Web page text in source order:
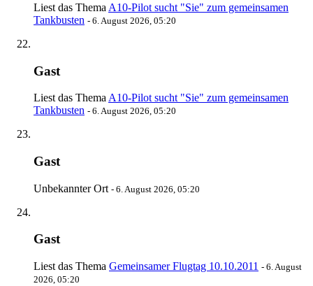
Liest das Thema A10-Pilot sucht "Sie" zum gemeinsamen
Tankbusten - 6. August 2026, 05:20
Gast
Liest das Thema A10-Pilot sucht "Sie" zum gemeinsamen
Tankbusten - 6. August 2026, 05:20
Gast
Unbekannter Ort - 6. August 2026, 05:20
Gast
Liest das Thema Gemeinsamer Flugtag 10.10.2011 - 6. August
2026, 05:20